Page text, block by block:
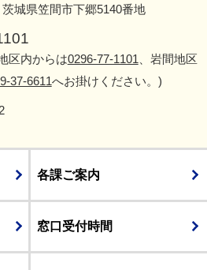
茨城県笠間市下郷5140番地
区内からは0296-77-1101 、岩間地区
37-6611へお掛けください。)
各課ご案内
窓口受付時間